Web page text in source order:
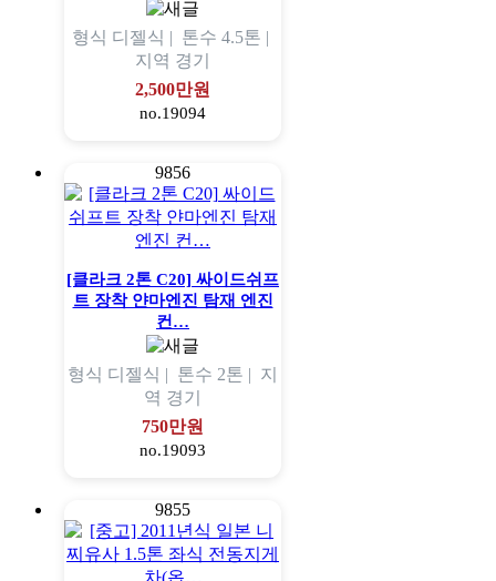
형식 디젤식 | 톤수 4.5톤 |
지역 경기
2,500만원
no.19094
9856
[클라크 2톤 C20] 싸이드쉬프
트 장착 얀마엔진 탐재 엔진
컨…
형식 디젤식 | 톤수 2톤 | 지
역 경기
750만원
no.19093
9855